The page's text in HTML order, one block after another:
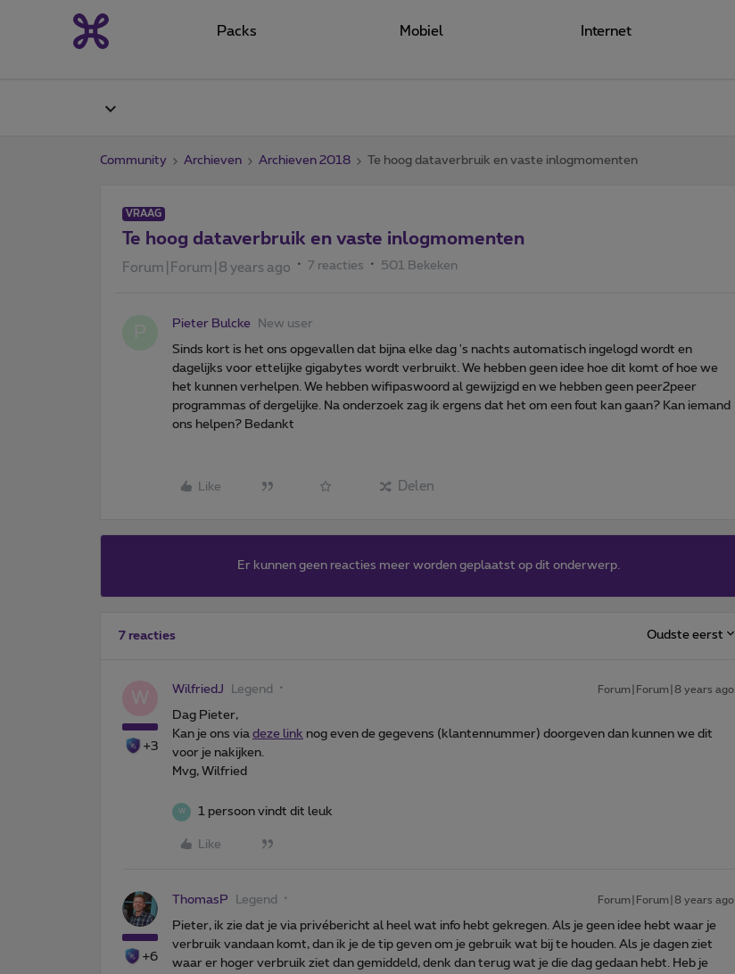
Packs Mobiel Internet
Community Archieven Archieven 2018 Te hoog dataverbruik en vaste inlogmomenten
VRAAG
Te hoog dataverbruik en vaste inlogmomenten
Forum|Forum|8 years ago 7 reacties 501 Bekeken
Pieter Bulcke New user
Sinds kort is het ons opgevallen dat bijna elke dag 's nachts automatisch ingelogd wordt en
dagelijks voor ettelijke gigabytes wordt verbruikt. We hebben geen idee hoe dit komt of hoe we
het kunnen verhelpen. We hebben wifipaswoord al gewijzigd en we hebben geen peer2peer
programmas of dergelijke. Na onderzoek zag ik ergens dat het om een fout kan gaan? Kan iemand
ons helpen? Bedankt
Like Delen
Er kunnen geen reacties meer worden geplaatst op dit onderwerp.
7 reacties Oudste eerst
W
+3
WilfriedJ Legend Forum|Forum|8 years ago
Dag Pieter,
Kan je ons via deze link nog even de gegevens (klantennummer) doorgeven dan kunnen we dit
voor je nakijken.
Mvg, Wilfried
W 1 persoon vindt dit leuk
Like
+6
ThomasP Legend Forum|Forum|8 years ago
Pieter, ik zie dat je via privébericht al heel wat info hebt gekregen. Als je geen idee hebt waar je
verbruik vandaan komt, dan ik je de tip geven om je gebruik wat bij te houden. Als je dagen ziet
waar er hoger verbruik ziet dan gemiddeld, denk dan terug wat je die dag gedaan hebt. Heb je